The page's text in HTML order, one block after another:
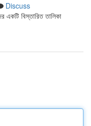
Discuss
একটি বিস্তারিত তালিকা